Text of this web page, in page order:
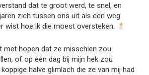
dat te groot werd, te snel, en
zich tussen ons uit als een weg
wist hoe ik die moest oversteken.
met hopen dat ze misschien zou
of op een dag bij mijn hek zou
halve glimlach die ze van mij had